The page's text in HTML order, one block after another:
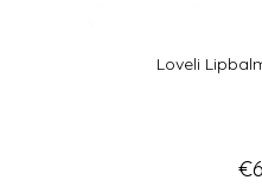
Loveli
€